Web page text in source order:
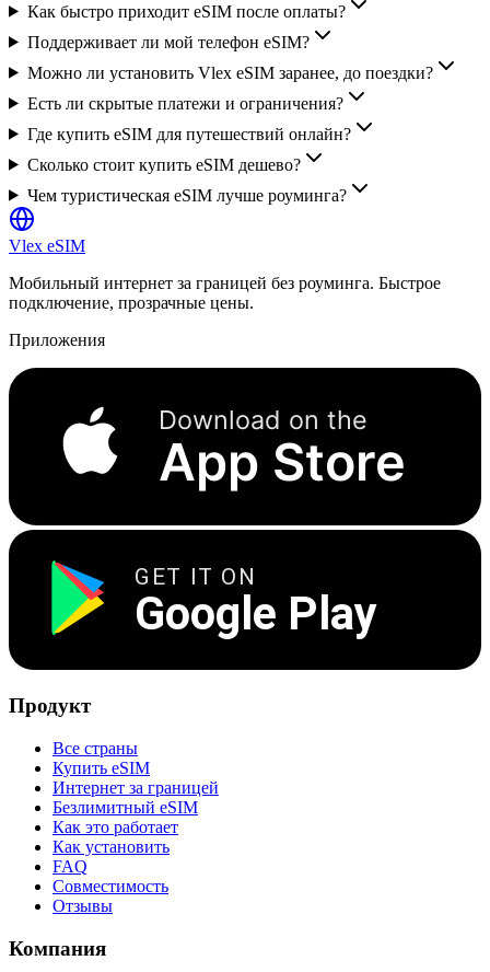
Как быстро приходит eSIM после оплаты?
Поддерживает ли мой телефон eSIM?
Можно ли установить Vlex eSIM заранее, до поездки?
Есть ли скрытые платежи и ограничения?
Где купить eSIM для путешествий онлайн?
Сколько стоит купить eSIM дешево?
Чем туристическая eSIM лучше роуминга?
Vlex eSIM
Мобильный интернет за границей без роуминга. Быстрое
подключение, прозрачные цены.
Приложения
Download on the
App Store
GET IT ON
Google Play
Продукт
Все страны
Купить eSIM
Интернет за границей
Безлимитный eSIM
Как это работает
Как установить
FAQ
Совместимость
Отзывы
Компания